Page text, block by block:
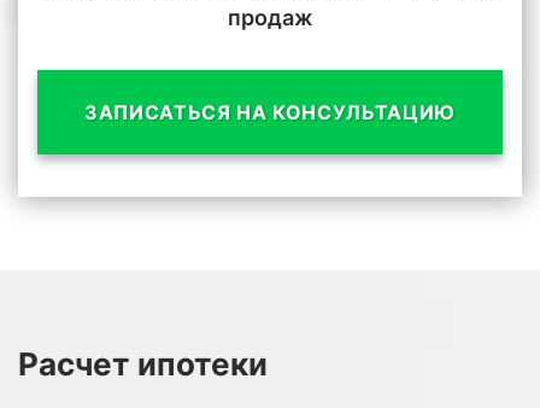
продаж
ЗАПИСАТЬСЯ НА КОНСУЛЬТАЦИЮ
Расчет ипотеки